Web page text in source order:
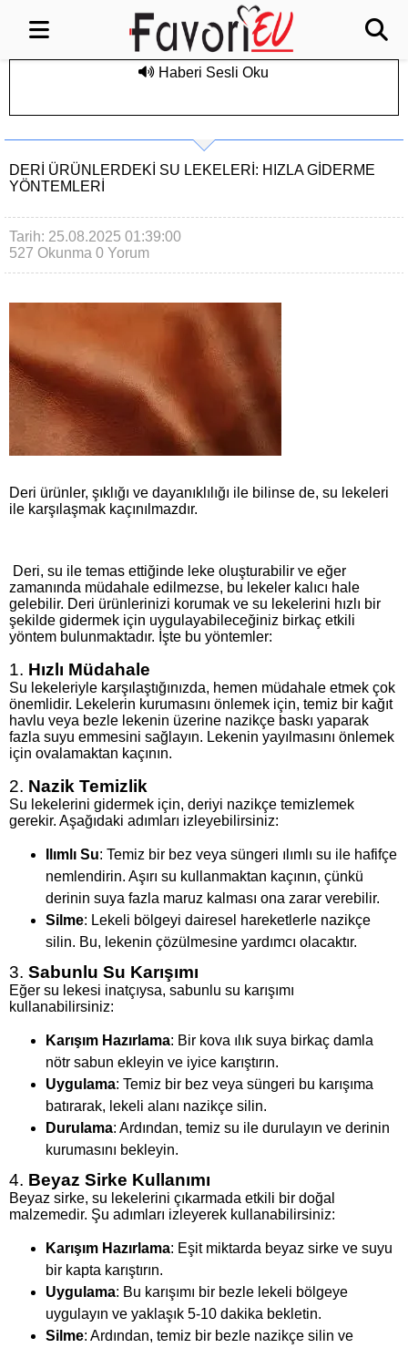
Haberi Sesli Oku
DERI ÜRÜNLERDEKI SU LEKELERI: HIZLA GIDERME
YÖNTEMLERI
Tarih: 25.08.2025 01:39:00
527 Okunma 0 Yorum
Deri ürünler, şıklığı ve dayanıklılığı ile bilinse de, su lekeleri
ile karşılaşmak kaçınılmazdır.
Deri, su ile temas ettiğinde leke oluşturabilir ve eğer
zamanında müdahale edilmezse, bu lekeler kalıcı hale
gelebilir. Deri ürünlerinizi korumak ve su lekelerini hızlı bir
şekilde gidermek için uygulayabileceğiniz birkaç etkili
yöntem bulunmaktadır. İşte bu yöntemler:
1. Hızlı Müdahale
Su lekeleriyle karşılaştığınızda, hemen müdahale etmek çok
önemlidir. Lekelerin kurumasını önlemek için, temiz bir kağıt
havlu veya bezle lekenin üzerine nazikçe baskı yaparak
fazla suyu emmesini sağlayın. Lekenin yayılmasını önlemek
için ovalamaktan kaçının.
2. Nazik Temizlik
Su lekelerini gidermek için, deriyi nazikçe temizlemek
gerekir. Aşağıdaki adımları izleyebilirsiniz:
Ilımlı Su: Temiz bir bez veya süngeri ılımlı su ile hafifçe
nemlendirin. Aşırı su kullanmaktan kaçının, çünkü
derinin suya fazla maruz kalması ona zarar verebilir.
Silme: Lekeli bölgeyi dairesel hareketlerle nazikçe
silin. Bu, lekenin çözülmesine yardımcı olacaktır.
3. Sabunlu Su Karışımı
Eğer su lekesi inatçıysa, sabunlu su karışımı
kullanabilirsiniz:
Karışım Hazırlama: Bir kova ılık suya birkaç damla
nötr sabun ekleyin ve iyice karıştırın.
Uygulama: Temiz bir bez veya süngeri bu karışıma
batırarak, lekeli alanı nazikçe silin.
Durulama: Ardından, temiz su ile durulayın ve derinin
kurumasını bekleyin.
4. Beyaz Sirke Kullanımı
Beyaz sirke, su lekelerini çıkarmada etkili bir doğal
malzemedir. Şu adımları izleyerek kullanabilirsiniz:
Karışım Hazırlama: Eşit miktarda beyaz sirke ve suyu
bir kapta karıştırın.
Uygulama: Bu karışımı bir bezle lekeli bölgeye
uygulayın ve yaklaşık 5-10 dakika bekletin.
Silme: Ardından, temiz bir bezle nazikçe silin ve